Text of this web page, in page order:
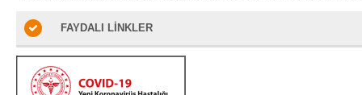
FAYDALI LİNKLER